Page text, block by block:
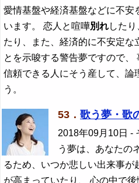
愛情基盤や経済基盤などに不安
います。 恋人と喧嘩別れした
たり、また、経済的に不安定な
とを示唆する警告夢ですので、
信頼できる人にそう産して、論
う。
53． 歌う夢・歌
2018年09月10日 -
う夢は、あなたの
るため、いつか悲しい出来事
が高まっていたり、 心の中で